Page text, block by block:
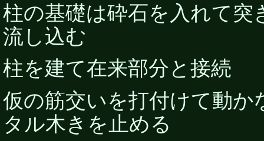
柱の基礎は砕石を入れて
流し込む
柱を建て在来部分と接続
仮の筋交いを打付けて動
タル木きを止める